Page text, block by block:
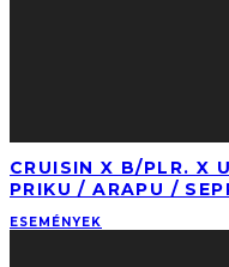
CRUISIN X B/PLR. X
PRIKU / ARAPU /
ESEMÉNYEK